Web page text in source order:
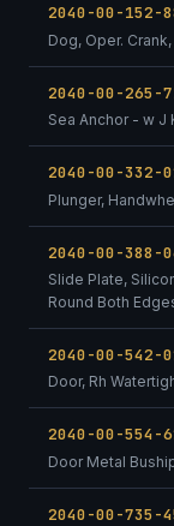
2040-00-152-
Dog, Oper.
2040-00-265-
Sea Anchor - w J
2040-00-332-
Plunger,
2040-00-388-
Slide Plate,
Round Both
2040-00-542-
Door, Rh
2040-00-554-
Door Metal
2040-00-735-